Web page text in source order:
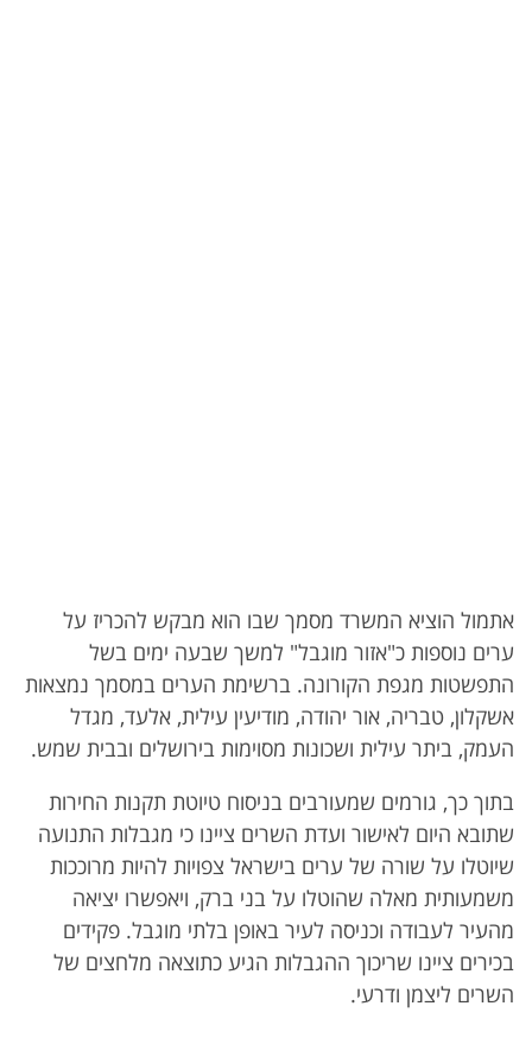
אתמול הוציא המשרד מסמך שבו הוא מבקש להכריז על
ערים נוספות כ"אזור מוגבל" למשך שבעה ימים בשל
התפשטות מגפת הקורונה. ברשימת הערים במסמך נמצאות
אשקלון, טבריה, אור יהודה, מודיעין עילית, אלעד, מגדל
העמק, ביתר עילית ושכונות מסוימות בירושלים ובבית שמש.
בתוך כך, גורמים שמעורבים בניסוח טיוטת תקנות החירות
שתובא היום לאישור ועדת השרים ציינו כי מגבלות התנועה
שיוטלו על שורה של ערים בישראל צפויות להיות מרוככות
משמעותית מאלה שהוטלו על בני ברק, ויאפשרו יציאה
מהעיר לעבודה וכניסה לעיר באופן בלתי מוגבל. פקידים
בכירים ציינו שריכוך ההגבלות הגיע כתוצאה מלחצים של
השרים ליצמן ודרעי.